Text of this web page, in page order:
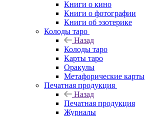
Книги о кино
Книги о фотографии
Книги об эзотерике
Колоды таро
Назад
Колоды таро
Карты таро
Оракулы
Метафорические карты
Печатная продукция
Назад
Печатная продукция
Журналы